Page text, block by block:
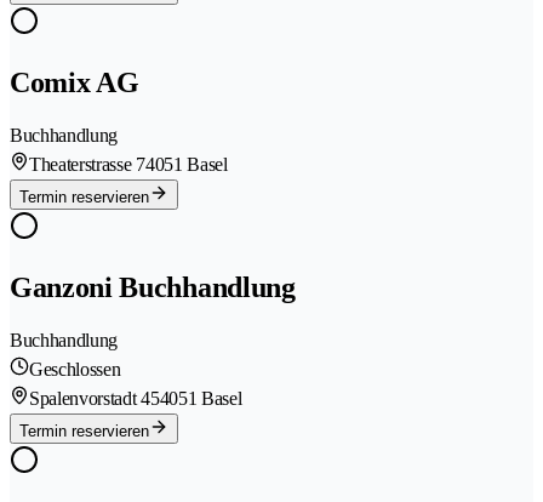
Comix AG
Buchhandlung
Theaterstrasse 74051 Basel
Termin reservieren
Ganzoni Buchhandlung
Buchhandlung
Geschlossen
Spalenvorstadt 454051 Basel
Termin reservieren